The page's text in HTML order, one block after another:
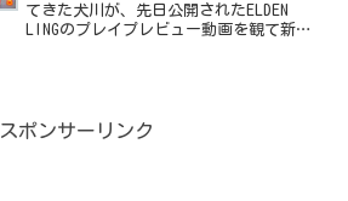
てきた犬川が、先日公開されたELDEN
LINGのプレイプレビュー動画を観て新要
スポンサーリンク